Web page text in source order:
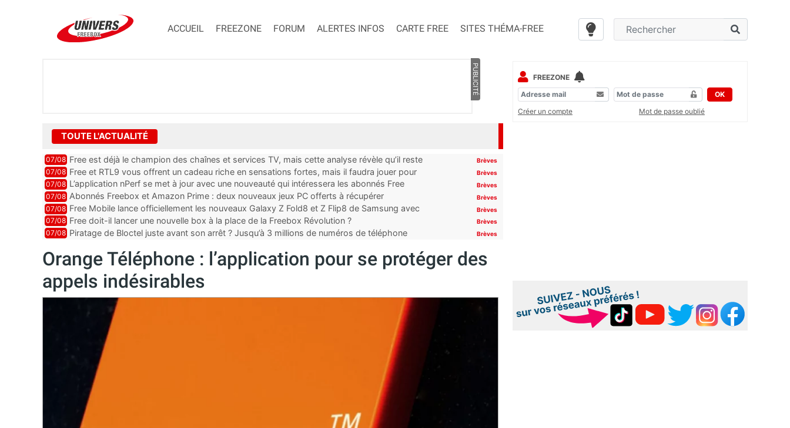
ACCUEIL FREEZONE FORUM ALERTES INFOS CARTE FREE SITES THÉMA-FREE
PUBLICITÉ
TOUTE L'ACTUALITÉ
07/08 Free est déjà le champion des chaînes et services TV, mais cette analyse révèle qu’il reste
encore au moin...
Brèves
07/08 Free et RTL9 vous offrent un cadeau riche en sensations fortes, mais il faudra jouer pour
l’obtenir
Brèves
07/08 L’application nPerf se met à jour avec une nouveauté qui intéressera les abonnés Free
Mobile, Orange, SFR ...
Brèves
07/08 Abonnés Freebox et Amazon Prime : deux nouveaux jeux PC offerts à récupérer Brèves
07/08 Free Mobile lance officiellement les nouveaux Galaxy Z Fold8 et Z Flip8 de Samsung avec
des promos et des cadeaux
Brèves
07/08 Free doit-il lancer une nouvelle box à la place de la Freebox Révolution ? Brèves
07/08 Piratage de Bloctel juste avant son arrêt ? Jusqu’à 3 millions de numéros de téléphone
Brèves
Orange Téléphone : l’application pour se protéger des
appels indésirables
FREEZONE
OK
Créer un compte
Mot de passe oublié